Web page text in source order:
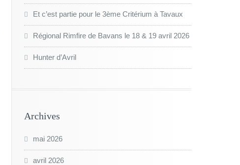
Et c’est partie pour le 3ème Critérium à Tavaux
Régional Rimfire de Bavans le 18 & 19 avril 2026
Hunter d’Avril
Archives
mai 2026
avril 2026